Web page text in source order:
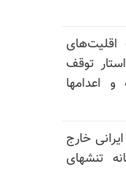
اقلیت‌های
توقف
اعدامها
خارج
تنشهای